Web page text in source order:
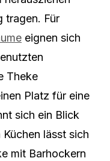
tragen. Für
eignen sich
Theke
Platz für eine
sich ein Blick
lässt sich
mit Barhockern